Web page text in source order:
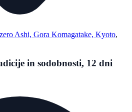
Ashi, Gora Komagatake, Kyoto,
in sodobnosti, 12 dni